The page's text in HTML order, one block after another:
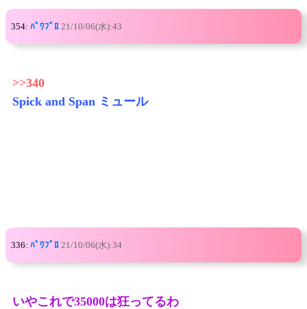
354: ﾊﾟﾜﾌﾟﾛ 21/10/06(水):43
>>340
Spick and Span ミュール
336: ﾊﾟﾜﾌﾟﾛ 21/10/06(水):34
いやこれで35000は狂ってるわ